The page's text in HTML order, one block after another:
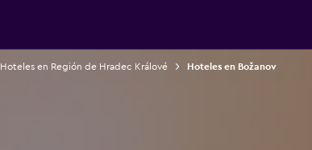
Hoteles en Región de Hradec Králové Hoteles en Božanov